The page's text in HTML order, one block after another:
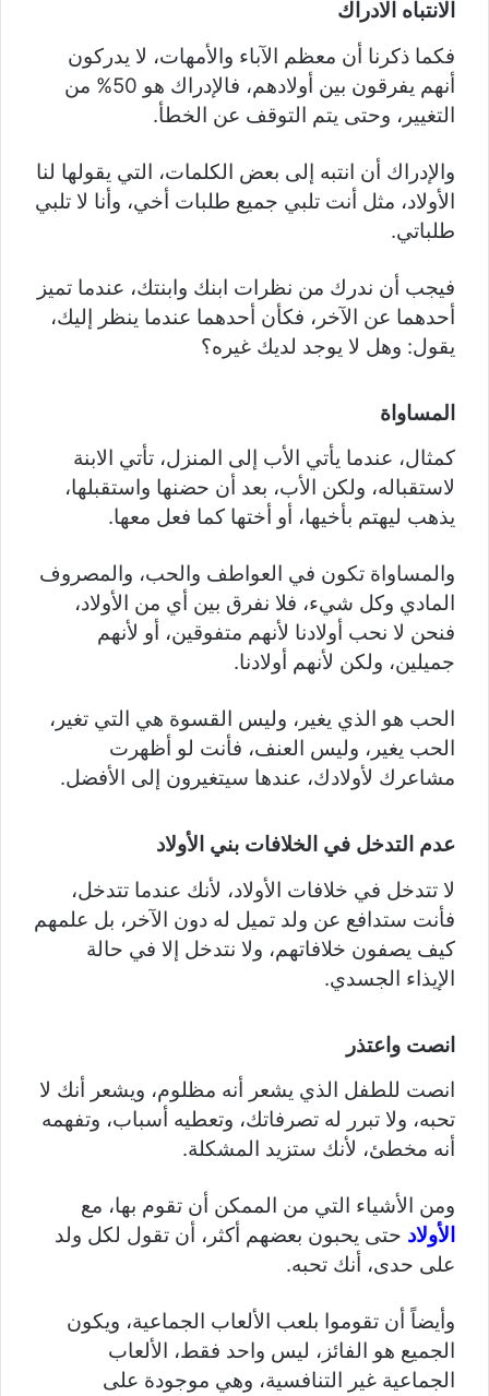
الانتباه الادراك
فكما ذكرنا أن معظم الآباء والأمهات، لا يدركون
أنهم يفرقون بين أولادهم، فالإدراك هو 50% من
التغيير، وحتى يتم التوقف عن الخطأ.
والإدراك أن انتبه إلى بعض الكلمات، التي يقولها لنا
الأولاد، مثل أنت تلبي جميع طلبات أخي، وأنا لا تلبي
طلباتي.
فيجب أن ندرك من نظرات ابنك وابنتك، عندما تميز
أحدهما عن الآخر، فكأن أحدهما عندما ينظر إليك،
يقول: وهل لا يوجد لديك غيره؟
المساواة
كمثال، عندما يأتي الأب إلى المنزل، تأتي الابنة
لاستقباله، ولكن الأب، بعد أن حضنها واستقبلها،
يذهب ليهتم بأخيها، أو أختها كما فعل معها.
والمساواة تكون في العواطف والحب، والمصروف
المادي وكل شيء، فلا نفرق بين أي من الأولاد،
فنحن لا نحب أولادنا لأنهم متفوقين، أو لأنهم
جميلين، ولكن لأنهم أولادنا.
الحب هو الذي يغير، وليس القسوة هي التي تغير،
الحب يغير، وليس العنف، فأنت لو أظهرت
مشاعرك لأولادك، عندها سيتغيرون إلى الأفضل.
عدم التدخل في الخلافات بني الأولاد
لا تتدخل في خلافات الأولاد، لأنك عندما تتدخل،
فأنت ستدافع عن ولد تميل له دون الآخر، بل علمهم
كيف يصفون خلافاتهم، ولا نتدخل إلا في حالة
الإيذاء الجسدي.
انصت واعتذر
انصت للطفل الذي يشعر أنه مظلوم، ويشعر أنك لا
تحبه، ولا تبرر له تصرفاتك، وتعطيه أسباب، وتفهمه
أنه مخطئ، لأنك ستزيد المشكلة.
ومن الأشياء التي من الممكن أن تقوم بها، مع
الأولاد حتى يحبون بعضهم أكثر، أن تقول لكل ولد
على حدى، أنك تحبه.
وأيضاً أن تقوموا بلعب الألعاب الجماعية، ويكون
الجميع هو الفائز، ليس واحد فقط، الألعاب
الجماعية غير التنافسية، وهي موجودة على